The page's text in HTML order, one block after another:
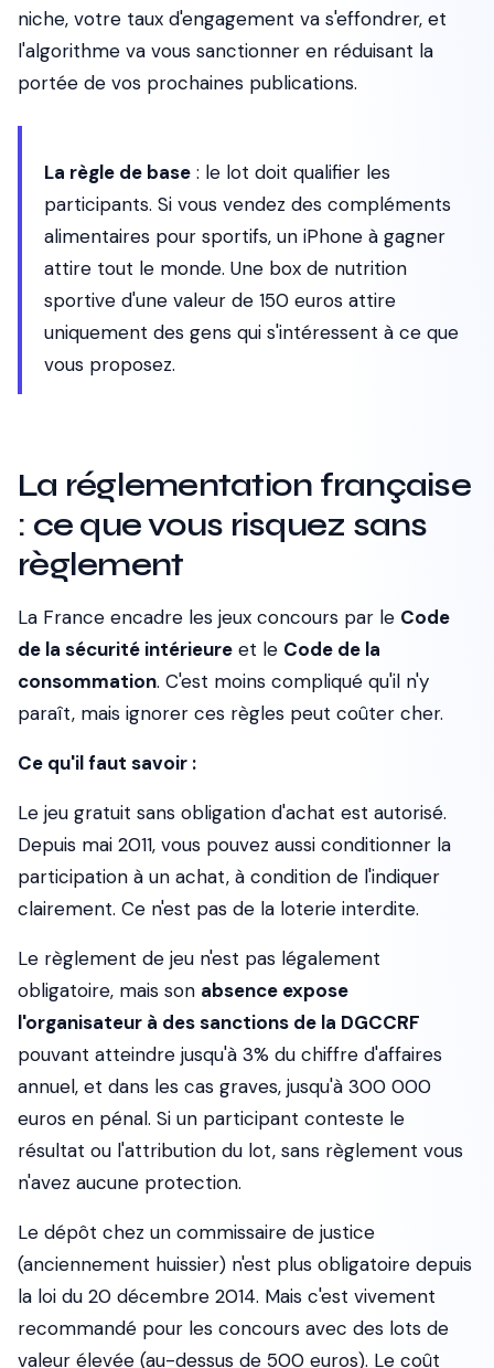
niche, votre taux d'engagement va s'effondrer, et
l'algorithme va vous sanctionner en réduisant la
portée de vos prochaines publications.
La règle de base : le lot doit qualifier les
participants. Si vous vendez des compléments
alimentaires pour sportifs, un iPhone à gagner
attire tout le monde. Une box de nutrition
sportive d'une valeur de 150 euros attire
uniquement des gens qui s'intéressent à ce que
vous proposez.
La réglementation française
: ce que vous risquez sans
règlement
La France encadre les jeux concours par le Code
de la sécurité intérieure et le Code de la
consommation. C'est moins compliqué qu'il n'y
paraît, mais ignorer ces règles peut coûter cher.
Ce qu'il faut savoir :
Le jeu gratuit sans obligation d'achat est autorisé.
Depuis mai 2011, vous pouvez aussi conditionner la
participation à un achat, à condition de l'indiquer
clairement. Ce n'est pas de la loterie interdite.
Le règlement de jeu n'est pas légalement
obligatoire, mais son absence expose
l'organisateur à des sanctions de la DGCCRF
pouvant atteindre jusqu'à 3% du chiffre d'affaires
annuel, et dans les cas graves, jusqu'à 300 000
euros en pénal. Si un participant conteste le
résultat ou l'attribution du lot, sans règlement vous
n'avez aucune protection.
Le dépôt chez un commissaire de justice
(anciennement huissier) n'est plus obligatoire depuis
la loi du 20 décembre 2014. Mais c'est vivement
recommandé pour les concours avec des lots de
valeur élevée (au-dessus de 500 euros). Le coût